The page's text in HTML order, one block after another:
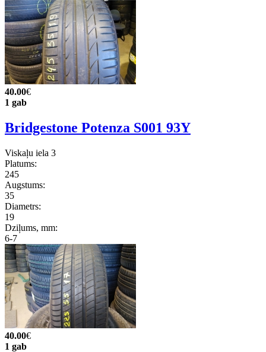
40.00€
1 gab
Bridgestone Potenza S001 93Y
Viskaļu iela 3
Platums:
245
Augstums:
35
Diametrs:
19
Dziļums, mm:
6-7
40.00€
1 gab